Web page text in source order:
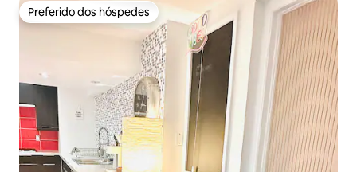
Preferido dos hóspedes
Preferido dos hóspedes